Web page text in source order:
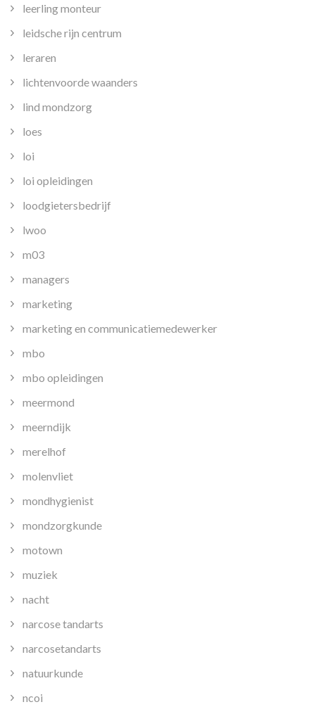
leerling monteur
leidsche rijn centrum
leraren
lichtenvoorde waanders
lind mondzorg
loes
loi
loi opleidingen
loodgietersbedrijf
lwoo
m03
managers
marketing
marketing en communicatiemedewerker
mbo
mbo opleidingen
meermond
meerndijk
merelhof
molenvliet
mondhygienist
mondzorgkunde
motown
muziek
nacht
narcose tandarts
narcosetandarts
natuurkunde
ncoi